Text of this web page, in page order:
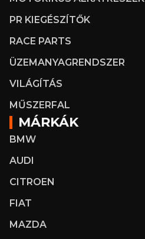
PR KIEGÉSZÍTŐK
RACE PARTS
ÜZEMANYAGRENDSZER
VILÁGÍTÁS
MŰSZERFAL
MÁRKÁK
BMW
AUDI
CITROEN
FIAT
MAZDA